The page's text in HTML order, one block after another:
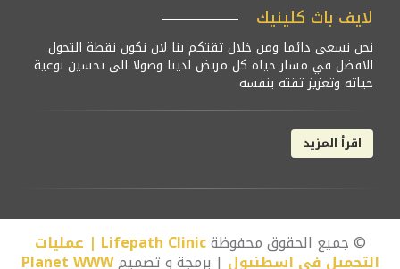
لايف باث كلينيك
نحن نسعى دائما ومن خلال ثقتكم بنا لان نكون نقطة التحول
الافضل في مسار حياة كل مريض لدينا وصولا الى تحسين نوعية
حياته وتعزيز ثقته بنفسه
اقرأ المزيد
© جميع الحقوق محفوظة Lifepath Clinic | عمليات
التجميل في اسطنبول | برمجة و تصميمPlanet WWW